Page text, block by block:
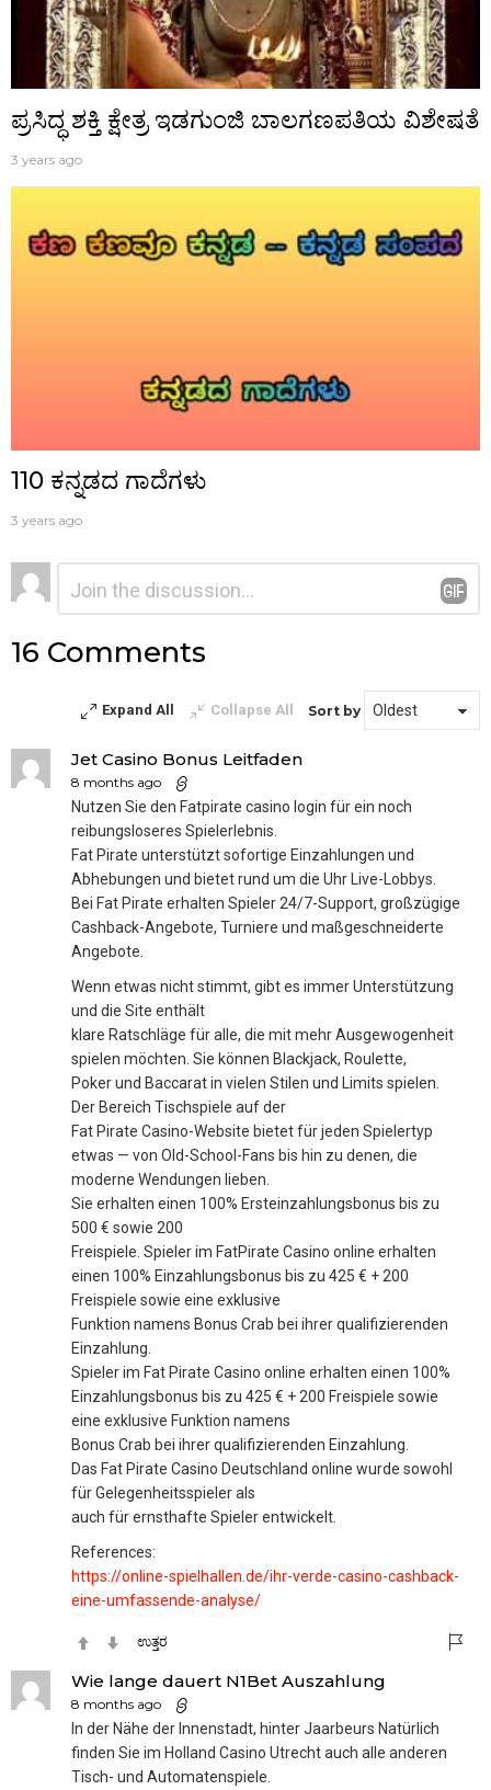
ಪ್ರಸಿದ್ಧ‌ ಶಕ್ತಿ ಕ್ಷೇತ್ರ ಇಡಗುಂಜಿ ಬಾಲಗಣಪತಿಯ ವಿಶೇಷತೆ
3 years ago
110 ಕನ್ನಡದ ಗಾದೆಗಳು
3 years ago
ನಿಮ್ಮದೊಂದು
ಉತ್ತರ
16 Comments
Expand All Collapse All Sort by
Jet Casino Bonus Leitfaden
8 months ago
Nutzen Sie den Fatpirate casino login für ein noch
reibungsloseres Spielerlebnis.
Fat Pirate unterstützt sofortige Einzahlungen und
Abhebungen und bietet rund um die Uhr Live-Lobbys.
Bei Fat Pirate erhalten Spieler 24/7-Support, großzügige
Cashback-Angebote, Turniere und maßgeschneiderte
Angebote.
Wenn etwas nicht stimmt, gibt es immer Unterstützung
und die Site enthält
klare Ratschläge für alle, die mit mehr Ausgewogenheit
spielen möchten. Sie können Blackjack, Roulette,
Poker und Baccarat in vielen Stilen und Limits spielen.
Der Bereich Tischspiele auf der
Fat Pirate Casino-Website bietet für jeden Spielertyp
etwas — von Old-School-Fans bis hin zu denen, die
moderne Wendungen lieben.
Sie erhalten einen 100% Ersteinzahlungsbonus bis zu
500 € sowie 200
Freispiele. Spieler im FatPirate Casino online erhalten
einen 100% Einzahlungsbonus bis zu 425 € + 200
Freispiele sowie eine exklusive
Funktion namens Bonus Crab bei ihrer qualifizierenden
Einzahlung.
Spieler im Fat Pirate Casino online erhalten einen 100%
Einzahlungsbonus bis zu 425 € + 200 Freispiele sowie
eine exklusive Funktion namens
Bonus Crab bei ihrer qualifizierenden Einzahlung.
Das Fat Pirate Casino Deutschland online wurde sowohl
für Gelegenheitsspieler als
auch für ernsthafte Spieler entwickelt.
References:
https://online-spielhallen.de/ihr-verde-casino-cashback-
eine-umfassende-analyse/
ಉತ್ತರ
Wie lange dauert N1Bet Auszahlung
8 months ago
In der Nähe der Innenstadt, hinter Jaarbeurs Natürlich
finden Sie im Holland Casino Utrecht auch alle anderen
Tisch- und Automatenspiele.